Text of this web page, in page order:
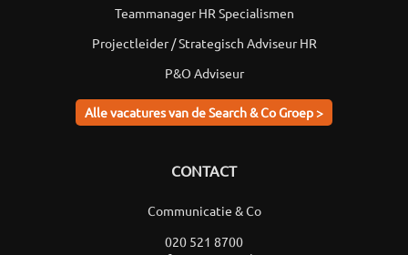
Teammanager HR Specialismen
Projectleider / Strategisch Adviseur HR
P&O Adviseur
Alle vacatures van de Search & Co Groep >
CONTACT
Communicatie & Co
020 521 8700